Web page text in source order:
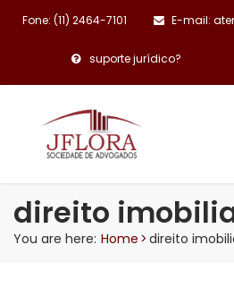
Fone: (11) 2464-7101 E-mail:
suporte jurídico?
direito
You are here: Home >direito